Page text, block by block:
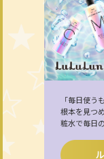
「毎日使う
根本を見つ
粧水で毎日